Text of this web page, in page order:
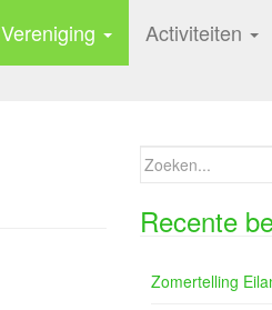
Vereniging Activiteiten
Zoeken
naar:
Recente
Zomertelling